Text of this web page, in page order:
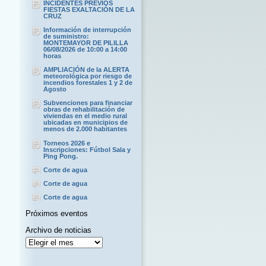
INCIDENTES PREVIOS
FIESTAS EXALTACIÓN DE LA
CRUZ
Información de interrupción
de suministro:
MONTEMAYOR DE PILILLA
06/08/2026 de 10:00 a 14:00
horas
AMPLIACIÓN de la ALERTA
meteorológica por riesgo de
incendios forestales 1 y 2 de
Agosto
Subvenciones para financiar
obras de rehabilitación de
viviendas en el medio rural
ubicadas en municipios de
menos de 2.000 habitantes
Torneos 2026 e
Inscripciones: Fútbol Sala y
Ping Pong.
Corte de agua
Corte de agua
Corte de agua
Próximos eventos
Archivo de noticias